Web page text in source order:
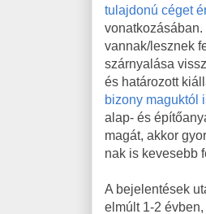
tulajdonú céget
vannak/lesznek
szárnyalása
és határozott
bizony maguktól
alap- és
magát, akkor
nak is kevesebb
A bejelentések
elmúlt 1-2